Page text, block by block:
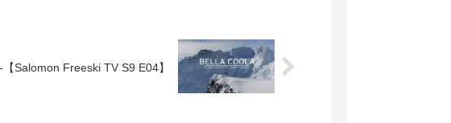
Salomon Freeski TV S9 E04】